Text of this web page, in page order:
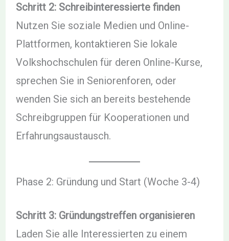
Schritt 2: Schreibinteressierte finden
Nutzen Sie soziale Medien und Online-
Plattformen, kontaktieren Sie lokale
Volkshochschulen für deren Online-Kurse,
sprechen Sie in Seniorenforen, oder
wenden Sie sich an bereits bestehende
Schreibgruppen für Kooperationen und
Erfahrungsaustausch.
Phase 2: Gründung und Start (Woche 3-4)
Schritt 3: Gründungstreffen organisieren
Laden Sie alle Interessierten zu einem